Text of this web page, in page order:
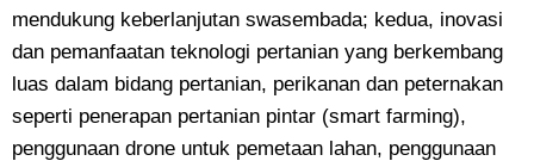
mendukung keberlanjutan swasembada; kedua, inovasi
dan pemanfaatan teknologi pertanian yang berkembang
luas dalam bidang pertanian, perikanan dan peternakan
seperti penerapan pertanian pintar (smart farming),
penggunaan drone untuk pemetaan lahan, penggunaan